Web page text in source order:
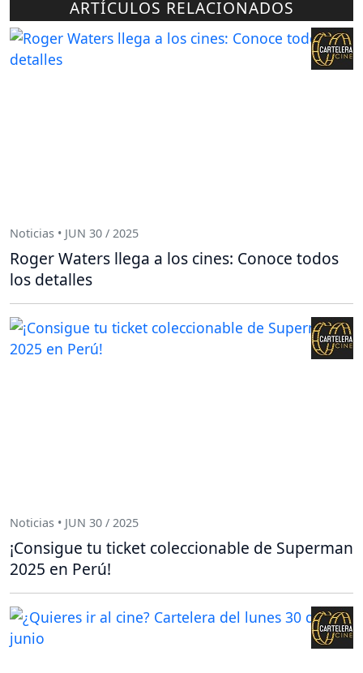
ARTÍCULOS RELACIONADOS
Noticias • JUN 30 / 2025
Roger Waters llega a los cines: Conoce todos
los detalles
Noticias • JUN 30 / 2025
¡Consigue tu ticket coleccionable de Superman
2025 en Perú!